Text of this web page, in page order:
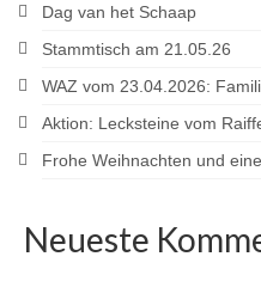
Dag van het Schaap
Stammtisch am 21.05.26
WAZ vom 23.04.2026:
Aktion: Lecksteine vom
Frohe Weihnachten und
Neueste